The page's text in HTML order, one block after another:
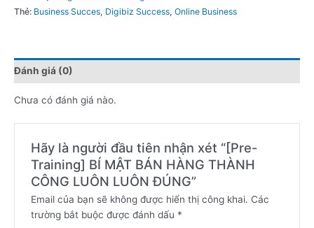
Thẻ: Business Succes, Digibiz Success, Online Business
Đánh giá (0)
Chưa có đánh giá nào.
Hãy là người đầu tiên nhận xét “[Pre-
Training] BÍ MẬT BÁN HÀNG THÀNH
CÔNG LUÔN LUÔN ĐÚNG”
Email của bạn sẽ không được hiển thị công khai. Các
trường bắt buộc được đánh dấu *